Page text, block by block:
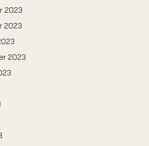
2023
2023
2023